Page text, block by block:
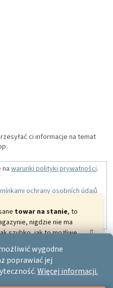
wygodne
poprawiać jej
Więcej informacji.
towar na stanie, to
nigdzie nie ma
szybko, jak to możliwe.
pięknych
ci informacje na temat
warunki polityki prywatności.
ochrany osobních údajů
Shoptet